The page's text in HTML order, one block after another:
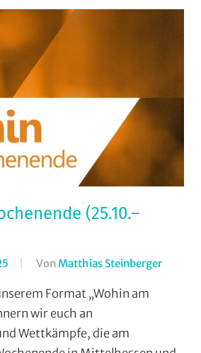
(25.10.–
Von Matthias Steinberger
Format „Wohin am
wir euch an
Wettkämpfe, die am